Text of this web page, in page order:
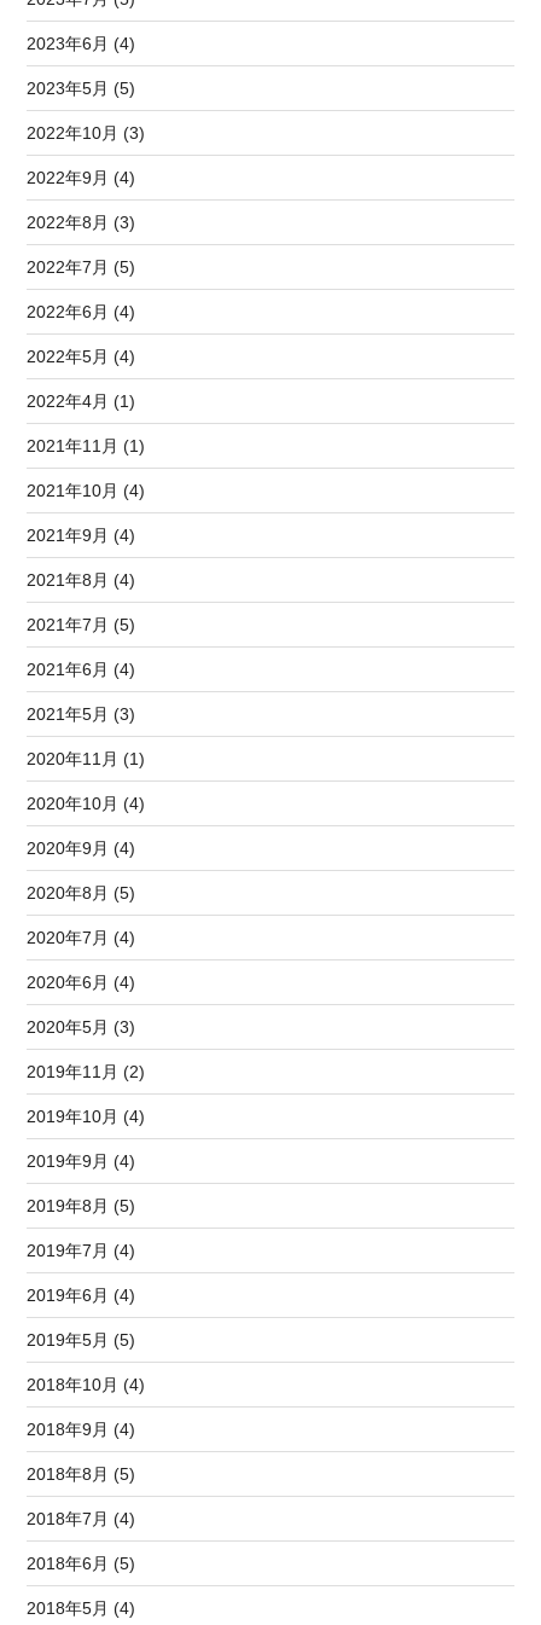
2023年6月 (4)
2023年5月 (5)
2022年10月 (3)
2022年9月 (4)
2022年8月 (3)
2022年7月 (5)
2022年6月 (4)
2022年5月 (4)
2022年4月 (1)
2021年11月 (1)
2021年10月 (4)
2021年9月 (4)
2021年8月 (4)
2021年7月 (5)
2021年6月 (4)
2021年5月 (3)
2020年11月 (1)
2020年10月 (4)
2020年9月 (4)
2020年8月 (5)
2020年7月 (4)
2020年6月 (4)
2020年5月 (3)
2019年11月 (2)
2019年10月 (4)
2019年9月 (4)
2019年8月 (5)
2019年7月 (4)
2019年6月 (4)
2019年5月 (5)
2018年10月 (4)
2018年9月 (4)
2018年8月 (5)
2018年7月 (4)
2018年6月 (5)
2018年5月 (4)